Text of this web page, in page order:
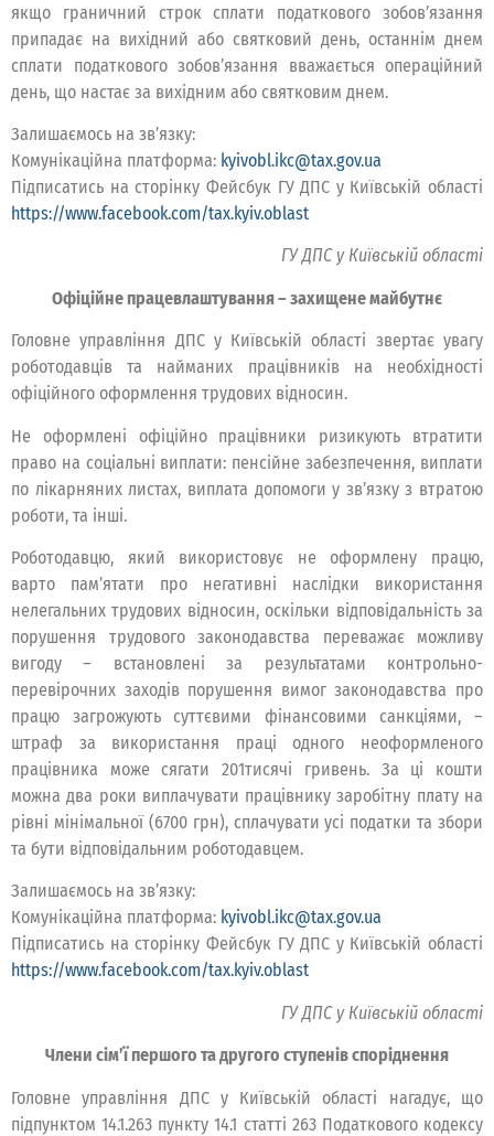
якщо граничний строк сплати податкового зобов’язання
припадає на вихідний або святковий день, останнім днем
сплати податкового зобов’язання вважається операційний
день, що настає за вихідним або святковим днем.
Залишаємось на зв’язку:
Комунікаційна платформа: kyivobl.ikc@tax.gov.ua
Підписатись на сторінку Фейсбук ГУ ДПС у Київській області
https://www.facebook.com/tax.kyiv.oblast
ГУ ДПС у Київській області
Офіційне працевлаштування – захищене майбутнє
Головне управління ДПС у Київській області звертає увагу
роботодавців та найманих працівників на необхідності
офіційного оформлення трудових відносин.
Не оформлені офіційно працівники ризикують втратити
право на соціальні виплати: пенсійне забезпечення, виплати
по лікарняних листах, виплата допомоги у зв’язку з втратою
роботи, та інші.
Роботодавцю, який використовує не оформлену працю,
варто пам’ятати про негативні наслідки використання
нелегальних трудових відносин, оскільки відповідальність за
порушення трудового законодавства переважає можливу
вигоду – встановлені за результатами контрольно-
перевірочних заходів порушення вимог законодавства про
працю загрожують суттєвими фінансовими санкціями, –
штраф за використання праці одного неоформленого
працівника може сягати 201тисячі гривень. За ці кошти
можна два роки виплачувати працівнику заробітну плату на
рівні мінімальної (6700 грн), сплачувати усі податки та збори
та бути відповідальним роботодавцем.
Залишаємось на зв’язку:
Комунікаційна платформа: kyivobl.ikc@tax.gov.ua
Підписатись на сторінку Фейсбук ГУ ДПС у Київській області
https://www.facebook.com/tax.kyiv.oblast
ГУ ДПС у Київській області
Члени сім’ї першого та другого ступенів споріднення
Головне управління ДПС у Київській області нагадує, що
підпунктом 14.1.263 пункту 14.1 статті 263 Податкового кодексу